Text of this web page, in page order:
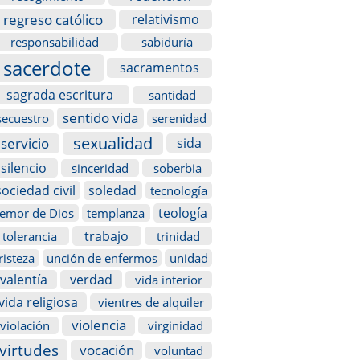
regreso católico relativismo
responsabilidad sabiduría
sacerdote
sacramentos
sagrada escritura
santidad
sentido vida serenidad
servicio sexualidad
sida
silencio
sinceridad soberbia
civil soledad
tecnología
de Dios
templanza teología
tolerancia trabajo
trinidad
unción de enfermos unidad
valentía verdad vida interior
religiosa
vientres de alquiler
violación
violencia virginidad
vocación voluntad